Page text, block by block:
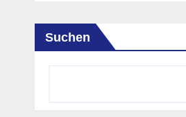
Suchen